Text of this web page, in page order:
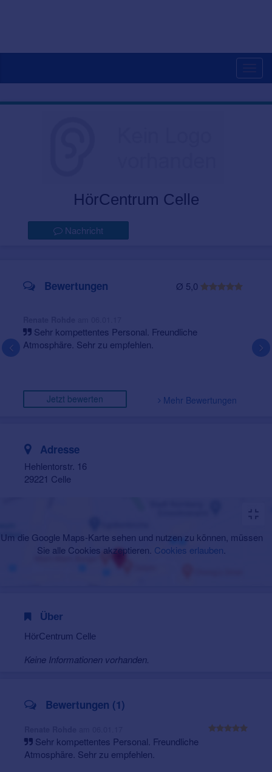
HörCentrum Celle
Nachricht
Ø 5,0
Bewertungen
Sehr kompettentes Personal. Freundliche
Atmosphäre. Sehr zu empfehlen.
Jetzt bewerten Mehr Bewertungen
Adresse
Hehlentorstr. 16
29221 Celle
Um die Google Maps-Karte sehen und nutzen zu können, müssen
Sie alle Cookies akzeptieren. Cookies erlauben
Über
HörCentrum Celle
Keine Informationen vorhanden.
Bewertungen (1)
Sehr kompettentes Personal. Freundliche
Atmosphäre. Sehr zu empfehlen.